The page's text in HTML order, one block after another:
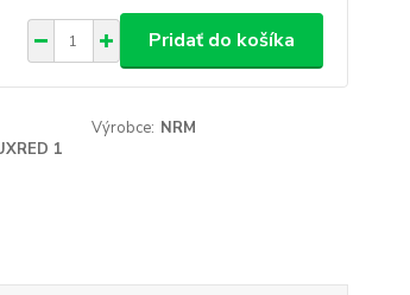
Pridať do košíka
1
Výrobce: NRM